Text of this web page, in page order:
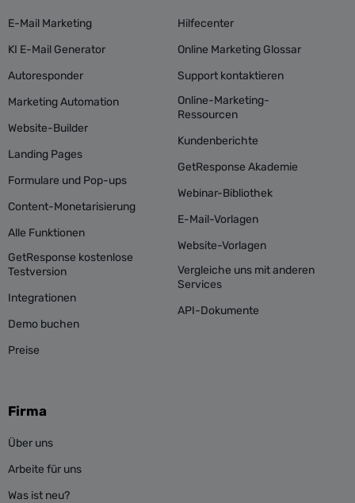
E-Mail Marketing
KI E-Mail Generator
Autoresponder
Marketing Automation
Website-Builder
Landing Pages
Formulare und Pop-ups
Content-Monetarisierung
Alle Funktionen
GetResponse kostenlose
Testversion
Integrationen
Demo buchen
Preise
Hilfecenter
Online Marketing Glossar
Support kontaktieren
Online-Marketing-
Ressourcen
Kundenberichte
GetResponse Akademie
Webinar-Bibliothek
E-Mail-Vorlagen
Website-Vorlagen
Vergleiche uns mit anderen
Services
API-Dokumente
Firma
Über uns
Arbeite für uns
Was ist neu?